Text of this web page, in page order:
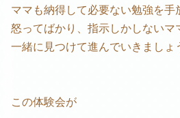
ママも納得して必要ない勉強を手
怒ってばかり、指示しかしないマ
一緒に見つけて進んでいきましょ
この体験会が